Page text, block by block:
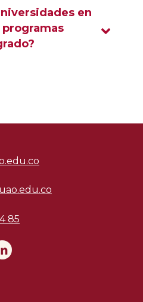
en
85